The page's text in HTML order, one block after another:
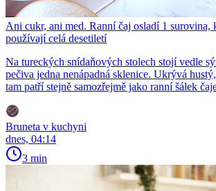
Ani cukr, ani med. Ranní čaj osladí 1 surovina,
používají celá desetiletí
Na tureckých snídaňových stolech stojí vedle
pečiva jedna nenápadná sklenice. Ukrývá
tam patří stejně samozřejmě jako ranní šálek
Bruneta v kuchyni
dnes, 04:14
3 min